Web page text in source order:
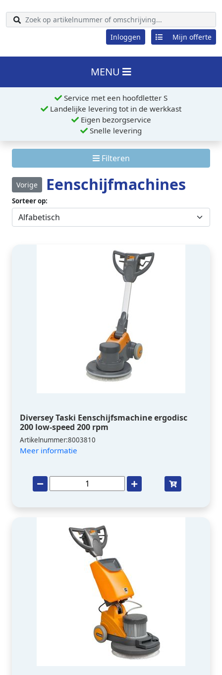
Inloggen Mijn offerte
MENU
Service met een hoofdletter S
Landelijke levering tot in de werkkast
Eigen bezorgservice
Snelle levering
Filteren
Vorige Eenschijfmachines
Sorteer op:
Diversey Taski Eenschijfsmachine ergodisc
200 low-speed 200 rpm
Artikelnummer:8003810
Meer informatie